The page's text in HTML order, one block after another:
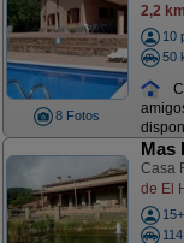
8 Fotos
2,2 km
10
50
Mas
Casa
de El